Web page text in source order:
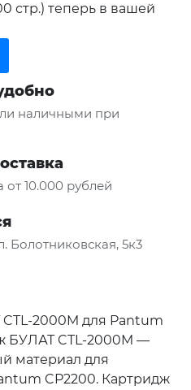
стр.) теперь в вашей
наличными при
от 10.000 рублей
Болотниковская, 5к3
2000M для Pantum
БУЛАТ CTL-2000M —
материал для
CP2200. Картридж